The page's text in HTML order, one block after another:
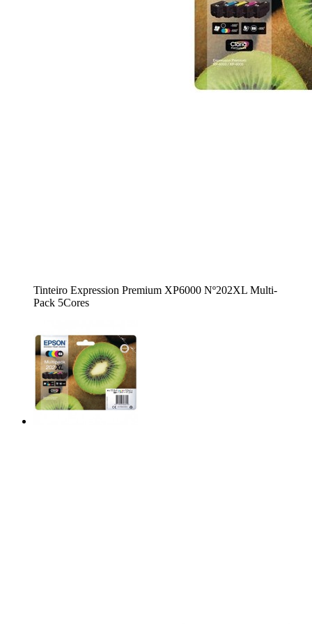
Tinteiro Expression Premium XP6000 Nº202XL Multi-
Pack 5Cores